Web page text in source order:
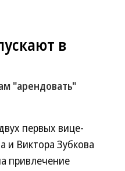
в
"арендовать"
первых вице-
и Виктора Зубкова
привлечение